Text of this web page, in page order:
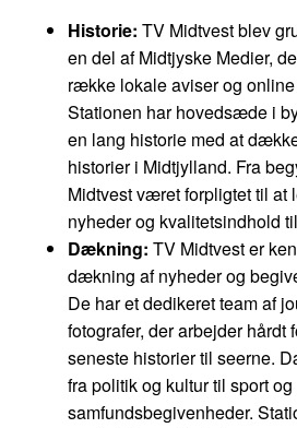
Historie: TV Midtvest blev
en del af Midtjyske Medier,
række lokale aviser og
Stationen har hovedsæde i
en lang historie med at
historier i Midtjylland. Fra
Midtvest været forpligtet til
nyheder og kvalitetsindhold
Dækning: TV Midtvest er
dækning af nyheder og
De har et dedikeret team af
fotografer, der arbejder hårdt
seneste historier til seerne.
fra politik og kultur til sport og
samfundsbegivenheder.